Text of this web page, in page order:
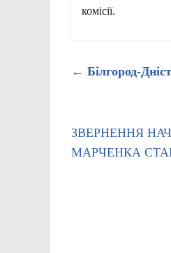
комісії.
← Білгород-
ЗВЕРНЕННЯ
МАРЧЕНКА